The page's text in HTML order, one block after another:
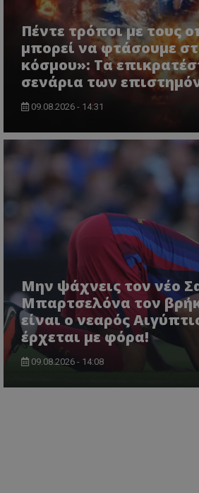
Πέντε τρόποι με τους
μπορεί να φτάσουμε
κόσμου»: Τα
σενάρια των
09.08.2026 - 14:31
Μην ψάχνεις τον νέο
Μπαρτσελόνα τον
είναι ο νεαρός
έρχεται με φόρα!
09.08.2026 - 14:08